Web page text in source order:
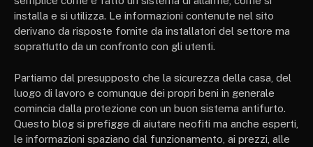
installa e si utilizza. Le informazioni contenute nel sito
derivano da risposte fornite da installatori del settore ma
soprattutto da un confronto con gli utenti.
Partiamo dal presupposto che la sicurezza della casa, del
luogo di lavoro e comunque dei propri beni in generale
comincia dalla protezione con un buon sistema antifurto.
Questo blog si prefigge di aiutare neofiti ma anche esperti,
le informazioni spaziano dal funzionamento, ai prezzi, alle